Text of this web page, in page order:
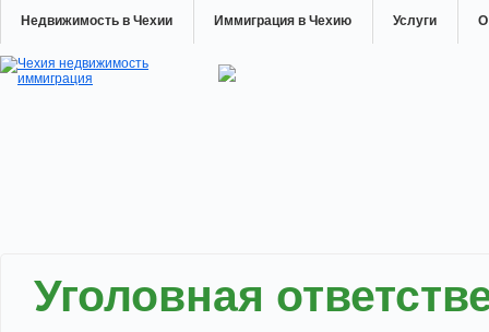
Недвижимость в Чехии Иммиграция в Чехию Услуги О
Уголовная